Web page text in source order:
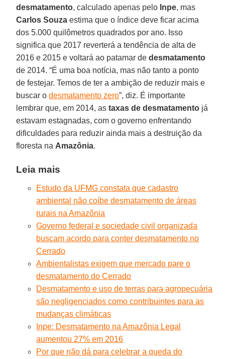
desmatamento, calculado apenas pelo Inpe, mas
Carlos Souza estima que o índice deve ficar acima
dos 5.000 quilômetros quadrados por ano. Isso
significa que 2017 reverterá a tendência de alta de
2016 e 2015 e voltará ao patamar dedesmatamento
de 2014. “É uma boa notícia, mas não tanto a ponto
de festejar. Temos de ter a ambição de reduzir mais e
buscar odesmatamento zero”, diz. É importante
lembrar que, em 2014, astaxas de desmatamento já
estavam estagnadas, com o governo enfrentando
dificuldades para reduzir ainda mais a destruição da
floresta naAmazônia.
Leia mais
Estudo da UFMG constata que cadastro
ambiental não coíbe desmatamento de áreas
rurais na Amazônia
Governo federal e sociedade civil organizada
buscam acordo para conter desmatamento no
Cerrado
Ambientalistas exigem que mercado pare o
desmatamento do Cerrado
Desmatamento e uso de terras para agropecuária
são negligenciados como contribuintes para as
mudanças climáticas
Inpe: Desmatamento na Amazônia Legal
aumentou 27% em 2016
Por que não dá para celebrar a queda do